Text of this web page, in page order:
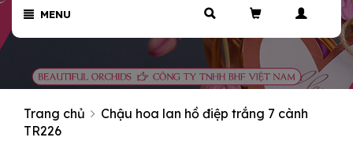
MENU
Trang chủ
Chậu hoa lan hồ điệp trắng 7 cành
TR226